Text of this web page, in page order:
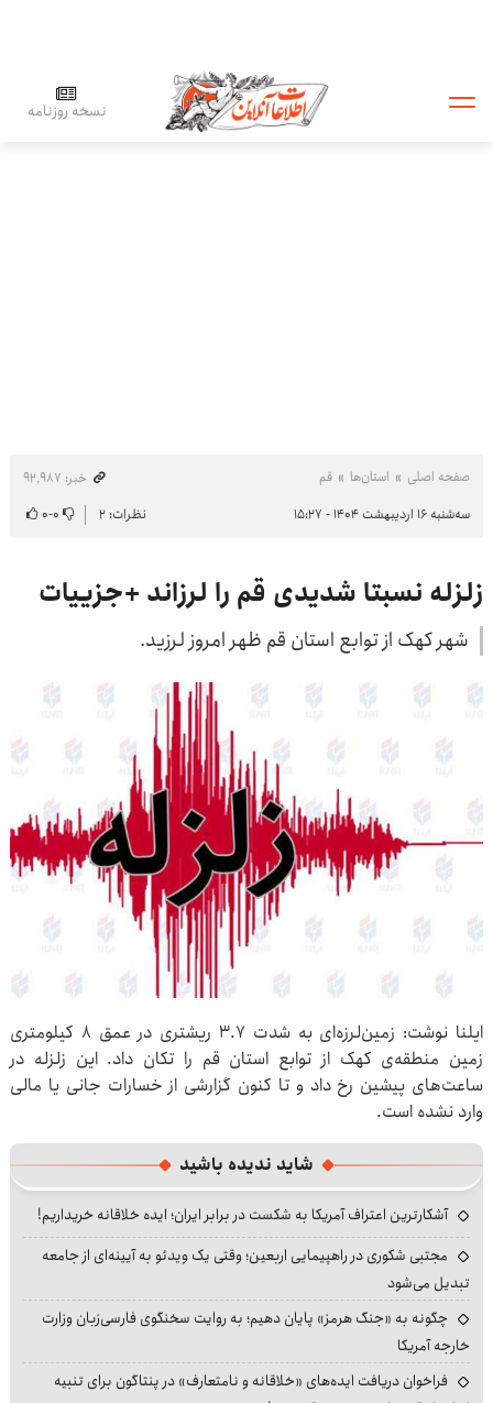
نسخه روزنامه
صفحه اصلی استان‌ها قم
خبر: ۹۲٬۹۸۷
سه‌شنبه ۱۶ اردیبهشت ۱۴۰۴ - ۱۵:۲۷
نظرات: ۲ ۰-۰
زلزله نسبتا شدیدی قم را لرزاند +جزییات
شهر کهک از توابع استان قم ظهر امروز لرزید.
ایلنا نوشت: زمین‌لرزه‌ای به شدت ۳.۷ ریشتری در عمق ۸ کیلومتری
زمین منطقه‌ی کهک از توابع استان قم را تکان داد. این زلزله در
ساعت‌های پیشین رخ داد و تا کنون گزارشی از خسارات جانی یا مالی
وارد نشده است.
شاید ندیده باشید
آشکارترین اعتراف آمریکا به شکست در برابر ایران؛ ایده خلاقانه خریداریم!
مجتبی شکوری در راهپیمایی اربعین؛ وقتی یک ویدئو به آیینه‌ای از جامعه
تبدیل می‌شود
چگونه به «جنگ هرمز» پایان دهیم؛ به روایت سخنگوی فارسی‌زبان وزارت
خارجه آمریکا
فراخوان دریافت ایده‌های «خلاقانه و نامتعارف» در پنتاگون برای تنبیه